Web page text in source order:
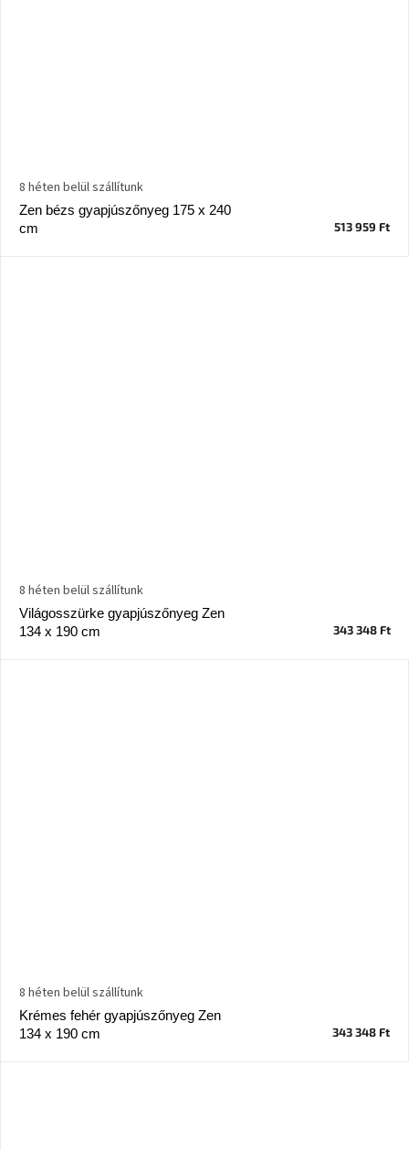
Zen bézs gyapjúszőnyeg 175 x 240
cm
8 héten belül szállítunk
513 959 Ft
Világosszürke gyapjúszőnyeg Zen
134 x 190 cm
8 héten belül szállítunk
343 348 Ft
Krémes fehér gyapjúszőnyeg Zen
134 x 190 cm
8 héten belül szállítunk
343 348 Ft